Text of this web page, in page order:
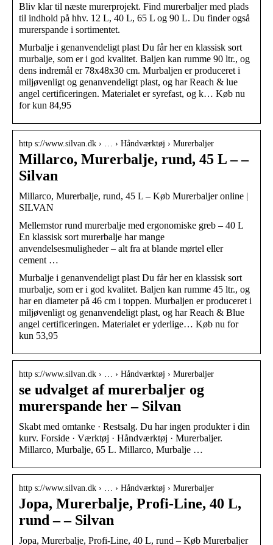
Bliv klar til næste murerprojekt. Find murerbaljer med plads
til indhold på hhv. 12 L, 40 L, 65 L og 90 L. Du finder også
murerspande i sortimentet.
Murbalje i genanvendeligt plast Du får her en klassisk sort
murbalje, som er i god kvalitet. Baljen kan rumme 90 ltr., og
dens indremål er 78x48x30 cm. Murbaljen er produceret i
miljøvenligt og genanvendeligt plast, og har Reach & lue
angel certificeringen. Materialet er syrefast, og k… Køb nu
for kun 84,95
http s://www.silvan.dk › … › Håndværktøj › Murerbaljer
Millarco, Murerbalje, rund, 45 L – –
Silvan
Millarco, Murerbalje, rund, 45 L – Køb Murerbaljer online |
SILVAN
Mellemstor rund murerbalje med ergonomiske greb – 40 L
En klassisk sort murerbalje har mange
anvendelsesmuligheder – alt fra at blande mørtel eller
cement …
Murbalje i genanvendeligt plast Du får her en klassisk sort
murbalje, som er i god kvalitet. Baljen kan rumme 45 ltr., og
har en diameter på 46 cm i toppen. Murbaljen er produceret i
miljøvenligt og genanvendeligt plast, og har Reach & Blue
angel certificeringen. Materialet er yderlige… Køb nu for
kun 53,95
http s://www.silvan.dk › … › Håndværktøj › Murerbaljer
se udvalget af murerbaljer og
murerspande her – Silvan
Skabt med omtanke · Restsalg. Du har ingen produkter i din
kurv. Forside · Værktøj · Håndværktøj · Murerbaljer.
Millarco, Murbalje, 65 L. Millarco, Murbalje …
http s://www.silvan.dk › … › Håndværktøj › Murerbaljer
Jopa, Murerbalje, Profi-Line, 40 L,
rund – – Silvan
Jopa, Murerbalje, Profi-Line, 40 L, rund – Køb Murerbaljer